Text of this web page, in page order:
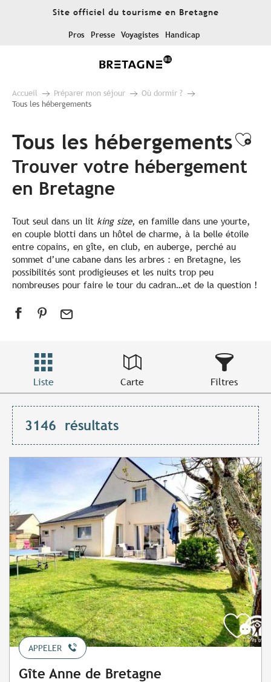
Site officiel du tourisme en Bretagne
Pros Presse Voyagistes Handicap
Accueil Préparer mon séjour
Où dormir ?
Tous les hébergements
Tous les hébergements
Trouver votre hébergement
en Bretagne
Tout seul dans un lit king size, en famille dans une yourte,
en couple blotti dans un hôtel de charme, à la belle étoile
entre copains, en gîte, en club, en auberge, perché au
sommet d’une cabane dans les arbres : en Bretagne, les
possibilités sont prodigieuses et les nuits trop peu
nombreuses pour faire le tour du cadran…et de la question !
Liste Carte Filtres
3146 résultats
APPELER
Gîte Anne de Bretagne